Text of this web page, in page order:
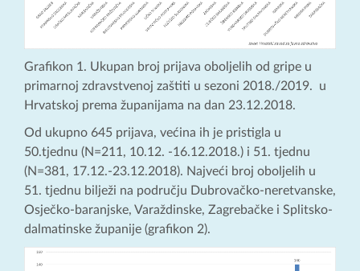
Grafikon 1. Ukupan broj prijava oboljelih od gripe u
primarnoj zdravstvenoj zaštiti u sezoni 2018./2019. u
Hrvatskoj prema županijama na dan 23.12.2018.
Od ukupno 645 prijava, većina ih je pristigla u
50.tjednu (N=211, 10.12. -16.12.2018.) i 51. tjednu
(N=381, 17.12.-23.12.2018). Najveći broj oboljelih u
51. tjednu bilježi na području Dubrovačko-neretvanske,
Osječko-baranjske, Varaždinske, Zagrebačke i Splitsko-
dalmatinske županije (grafikon 2).